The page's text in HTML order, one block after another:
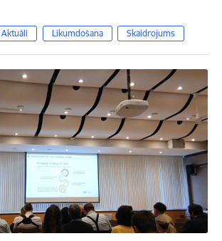
Aktuāli Likumdošana Skaidrojums